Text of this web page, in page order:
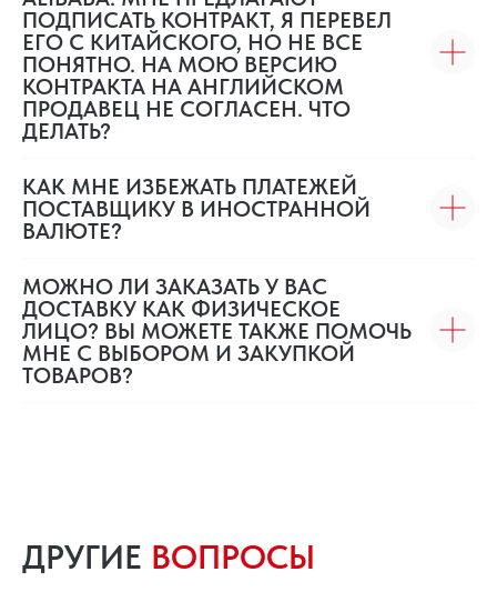
ПОДПИСАТЬ КОНТРАКТ, Я ПЕРЕВЕЛ
ЕГО С КИТАЙСКОГО, НО НЕ ВСЕ
ПОНЯТНО. НА МОЮ ВЕРСИЮ
КОНТРАКТА НА АНГЛИЙСКОМ
ПРОДАВЕЦ НЕ СОГЛАСЕН. ЧТО
ДЕЛАТЬ?
КАК МНЕ ИЗБЕЖАТЬ ПЛАТЕЖЕЙ
ПОСТАВЩИКУ В ИНОСТРАННОЙ
ВАЛЮТЕ?
МОЖНО ЛИ ЗАКАЗАТЬ У ВАС
ДОСТАВКУ КАК ФИЗИЧЕСКОЕ
ЛИЦО? ВЫ МОЖЕТЕ ТАКЖЕ ПОМОЧЬ
МНЕ С ВЫБОРОМ И ЗАКУПКОЙ
ТОВАРОВ?
ДРУГИЕ ВОПРОСЫ